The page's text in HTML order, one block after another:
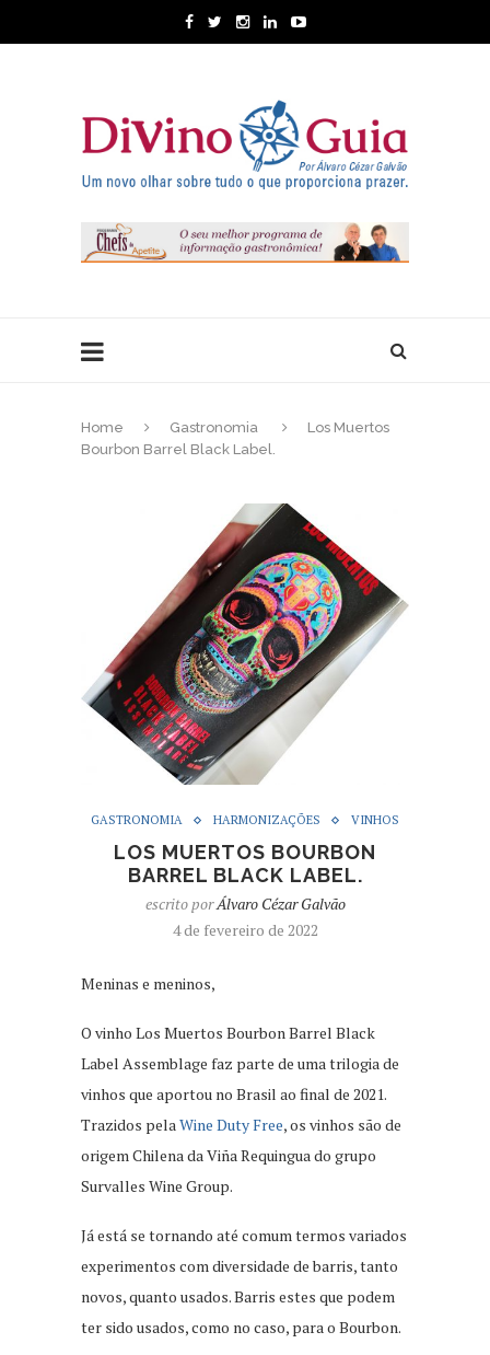
Home Gastronomia
Los Muertos
Bourbon Barrel Black Label.
GASTRONOMIA HARMONIZAÇÕES VINHOS
LOS MUERTOS BOURBON
BARREL BLACK LABEL.
escrito porÁlvaro Cézar Galvão
4 de fevereiro de 2022
Meninas e meninos,
O vinho Los Muertos Bourbon Barrel Black
Label Assemblage faz parte de uma trilogia de
vinhos que aportou no Brasil ao final de 2021.
Trazidos pelaWine Duty Free, os vinhos são de
origem Chilena da Viña Requingua do grupo
Survalles Wine Group.
Já está se tornando até comum termos variados
experimentos com diversidade de barris, tanto
novos, quanto usados. Barris estes que podem
ter sido usados, como no caso, para o Bourbon.